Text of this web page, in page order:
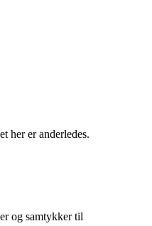
her er anderledes.
og samtykker til